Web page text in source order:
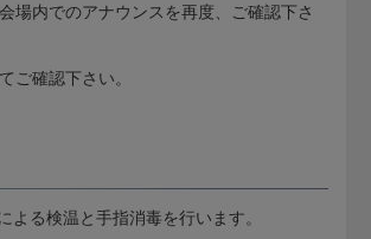
場内でのアナウンスを再度、ご確認下さ
ご確認下さい。
よる検温と手指消毒を行います。